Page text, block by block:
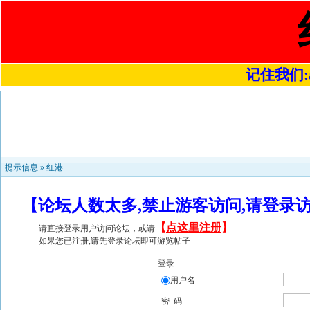
记住我们
提示信息 » 红港
【论坛人数太多,禁止游客访问,请登
请直接登录用户访问论坛，或请 【 点这里注册】
如果您已注册,请先登录论坛即可游览帖子
登录
用户名
密 码